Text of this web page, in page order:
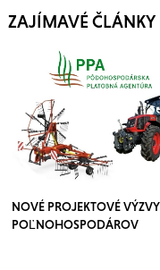
ZAJÍMAVÉ ČLÁNKY
NOVÉ PROJEKTOVÉ
POĽNOHOSPODÁROV